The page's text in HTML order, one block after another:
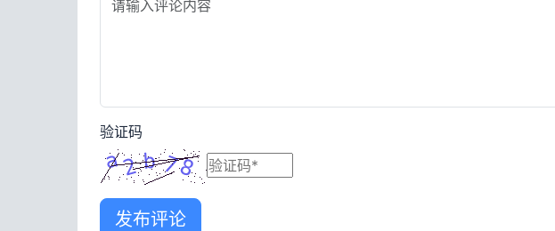
验证码
发布评论